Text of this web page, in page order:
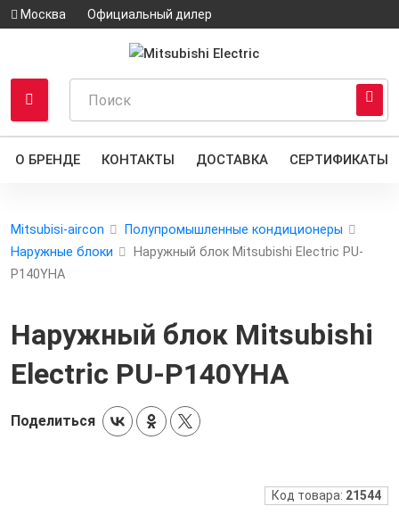
Москва Официальный дилер
О БРЕНДЕ КОНТАКТЫ ДОСТАВКА СЕРТИФИКАТЫ
Mitsubisi-aircon
Полупромышленные кондиционеры
Наружные блоки
Наружный блок Mitsubishi Electric PU-
P140YHA
Наружный блок Mitsubishi
Electric PU-P140YHA
Поделиться
Код товара: 21544